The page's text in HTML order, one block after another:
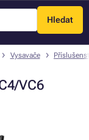
Hledat
Menu
Vysavače
VC6